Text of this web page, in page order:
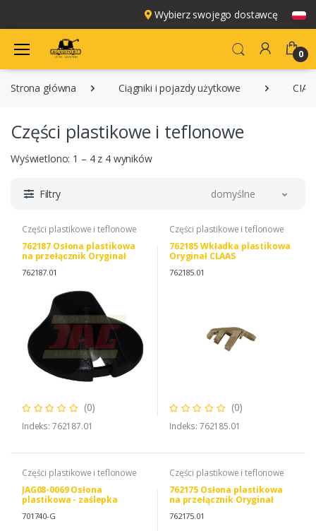
Wybierz swojego dostawcę
0
Strona główna Ciągniki i pojazdy użytkowe
Części plastikowe i teflonowe
Wyświetlono: 1 – 4 z 4 wyników
Filtry domyślne
Części plastikowe i teflonowe
762187 Osłona plastikowa
na przełącznik Oryginał
762187.01
(0)
Indeks: 762187.01
Części plastikowe i teflonowe
762185 Wkładka plastikowa
Oryginał CLAAS
762185.01
(0)
Indeks: 762185.01
Części plastikowe i teflonowe
JAG08-0069 Osłona
plastikowa - zaślepka
701740-G
Części plastikowe i teflonowe
762175 Osłona plastikowa
na przełącznik Oryginał
762175.01